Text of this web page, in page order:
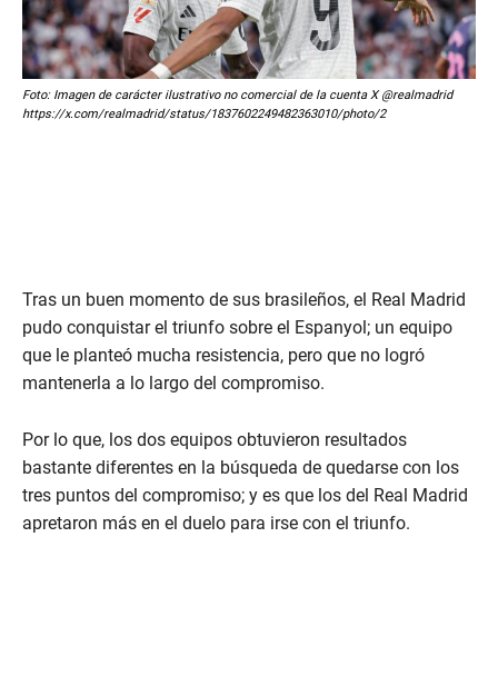
Foto: Imagen de carácter ilustrativo no comercial de la cuenta X @realmadrid
https://x.com/realmadrid/status/1837602249482363010/photo/2
Tras un buen momento de sus brasileños, el Real Madrid
pudo conquistar el triunfo sobre el Espanyol; un equipo
que le planteó mucha resistencia, pero que no logró
mantenerla a lo largo del compromiso.
Por lo que, los dos equipos obtuvieron resultados
bastante diferentes en la búsqueda de quedarse con los
tres puntos del compromiso; y es que los del Real Madrid
apretaron más en el duelo para irse con el triunfo.